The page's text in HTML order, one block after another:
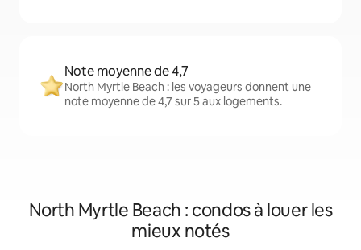
Note moyenne de 4,7
North Myrtle Beach : les voyageurs donnent une
note moyenne de 4,7 sur 5 aux logements.
North Myrtle Beach : condos à louer les
mieux notés